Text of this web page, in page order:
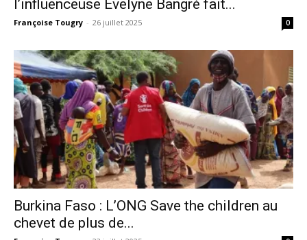
l’influenceuse Evelyne Bangré fait...
Françoise Tougry - 26 juillet 2025 0
Burkina Faso : L’ONG Save the children au
chevet de plus de...